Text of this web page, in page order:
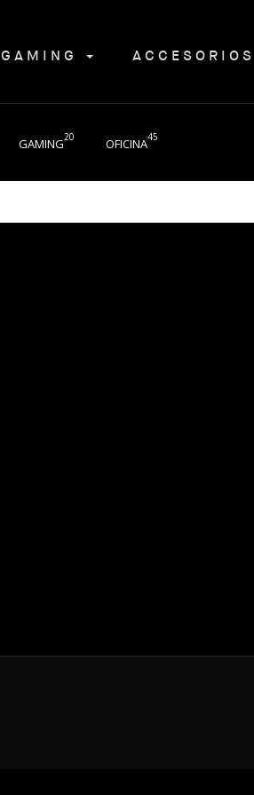
GAMING ACCESORIOS
GAMING20 OFICINA45